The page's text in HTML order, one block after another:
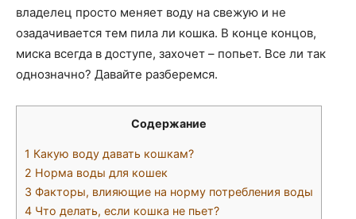
владелец просто меняет воду на свежую и не
озадачивается тем пила ли кошка. В конце концов,
миска всегда в доступе, захочет – попьет. Все ли так
однозначно? Давайте разберемся.
Содержание
1 Какую воду давать кошкам?
2 Норма воды для кошек
3 Факторы, влияющие на норму потребления воды
4 Что делать, если кошка не пьет?